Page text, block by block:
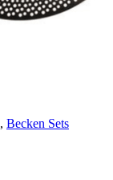
, Becken Sets